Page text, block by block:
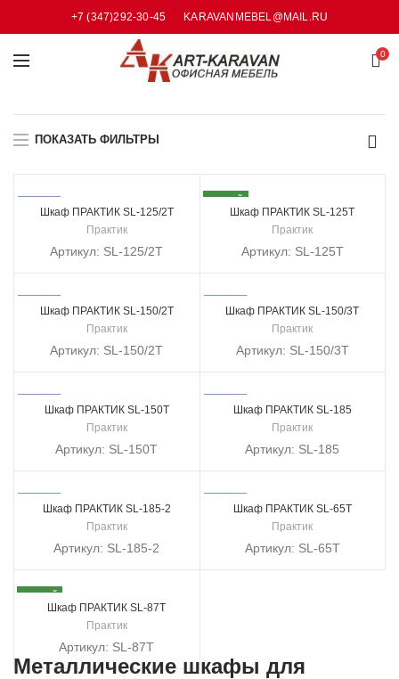
+7 (347)292-30-45 KARAVANMEBEL@MAIL.RU
0
ПОКАЗАТЬ ФИЛЬТРЫ
Шкаф ПРАКТИК SL-125/2Т
Практик
Артикул: SL-125/2Т
НОВЫЙ
Шкаф ПРАКТИК SL-125Т
Практик
Артикул: SL-125Т
Шкаф ПРАКТИК SL-150/2Т
Практик
Артикул: SL-150/2Т
Шкаф ПРАКТИК SL-150/3Т
Практик
Артикул: SL-150/3Т
Шкаф ПРАКТИК SL-150Т
Практик
Артикул: SL-150Т
Шкаф ПРАКТИК SL-185
Практик
Артикул: SL-185
Шкаф ПРАКТИК SL-185-2
Практик
Артикул: SL-185-2
Шкаф ПРАКТИК SL-65Т
Практик
Артикул: SL-65Т
НОВЫЙ
Шкаф ПРАКТИК SL-87Т
Практик
Артикул: SL-87Т
Металлические шкафы для